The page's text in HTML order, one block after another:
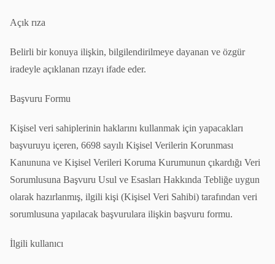
Açık rıza
Belirli bir konuya ilişkin, bilgilendirilmeye dayanan ve özgür
iradeyle açıklanan rızayı ifade eder.
Başvuru Formu
Kişisel veri sahiplerinin haklarını kullanmak için yapacakları
başvuruyu içeren, 6698 sayılı Kişisel Verilerin Korunması
Kanununa ve Kişisel Verileri Koruma Kurumunun çıkardığı Veri
Sorumlusuna Başvuru Usul ve Esasları Hakkında Tebliğe uygun
olarak hazırlanmış, ilgili kişi (Kişisel Veri Sahibi) tarafından veri
sorumlusuna yapılacak başvurulara ilişkin başvuru formu.
İlgili kullanıcı